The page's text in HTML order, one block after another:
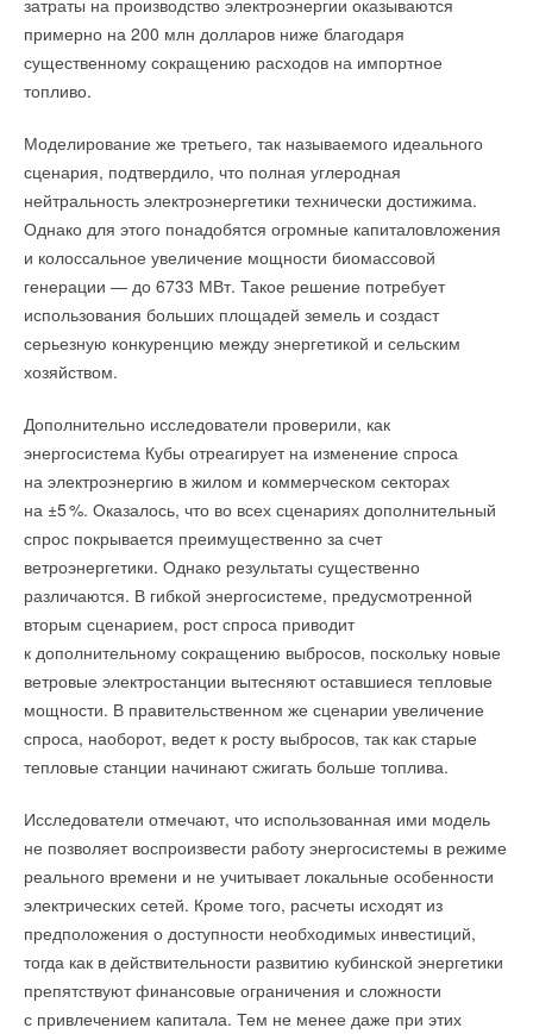
затраты на производство электроэнергии оказываются
примерно на 200 млн долларов ниже благодаря
существенному сокращению расходов на импортное
топливо.
Моделирование же третьего, так называемого идеального
сценария, подтвердило, что полная углеродная
нейтральность электроэнергетики технически достижима.
Однако для этого понадобятся огромные капиталовложения
и колоссальное увеличение мощности биомассовой
генерации — до 6733 МВт. Такое решение потребует
использования больших площадей земель и создаст
серьезную конкуренцию между энергетикой и сельским
хозяйством.
Дополнительно исследователи проверили, как
энергосистема Кубы отреагирует на изменение спроса
на электроэнергию в жилом и коммерческом секторах
на ±5%. Оказалось, что во всех сценариях дополнительный
спрос покрывается преимущественно за счет
ветроэнергетики. Однако результаты существенно
различаются. В гибкой энергосистеме, предусмотренной
вторым сценарием, рост спроса приводит
к дополнительному сокращению выбросов, поскольку новые
ветровые электростанции вытесняют оставшиеся тепловые
мощности. В правительственном же сценарии увеличение
спроса, наоборот, ведет к росту выбросов, так как старые
тепловые станции начинают сжигать больше топлива.
Исследователи отмечают, что использованная ими модель
не позволяет воспроизвести работу энергосистемы в режиме
реального времени и не учитывает локальные особенности
электрических сетей. Кроме того, расчеты исходят из
предположения о доступности необходимых инвестиций,
тогда как в действительности развитию кубинской энергетики
препятствуют финансовые ограничения и сложности
с привлечением капитала. Тем не менее даже при этих
Надёжность системы была подтверждена масштабными
испытаниями в University of Alberta. Перед строительством
инженеры проводили нагрузочные и огневые тесты, чтобы
миллионов долларов государственной поддержки
на исследования и разработку новых инженерных решений.
Появление The Hive стало возможным после обновления
строительных норм Канады, разрешивших возведение
деревянных зданий высотой до 12 этажей. Однако
расположение Ванкувера в сейсмоопасной зоне
потребовало создания дополнительных стандартов
и серьёзного инженерного обоснования. В результате проект
сформировать их.
производительностью от 25,2 до 45 кВт с возможностью
объединения в модульные системы до 90 кВт.
Совместимость более чем со 100 моделями внутренних
DANTEX на объектах практически любого назначения.
ИСТОЧНИК: DANTEX
Читайте по теме:
DANTEX представил средненапорные канальные
фанкойлы серии DF-ULT2/M-P4
НОВОСТИ СОК 9 ИЮЛЯ 2026
→
моделью 07
→
DANTEX расширил линейку сплит-систем большой
производительности
НОВОСТИ СОК 8 ИЮЛЯ 2026
→
Почему летом температурные параметры в
кондиционируемых помещениях не соответствуют
проектным?
→
Производственный комплекс «DANTEX — Раменское»:
полный цикл производства холодильных агрегатов и
гидромодулей
ЖУРНАЛ СОК МАЙ 2026
→
Почему летом температурные параметры в
кондиционируемых помещениях не соответствуют
проектным?
→
Фанкойлы DANTEX FS‑9: энергоэффективность, гибкое
управление и повышенный комфорт
→
Гидромодули DANTEX: три серии для надёжных
инженерных систем
ЖУРНАЛ СОК МАРТ 2026
НОВОСТИ СОК 25 ФЕВРАЛЯ 2026
→ Компания Dantex открыла учебный центр в Политехе
НОВОСТИ СОК 4 ОКТЯБРЯ 2024
частного дома
→
Водонагреватель Royal Thermo Smalto Inverter:
интеллект, стиль и энергоэффективность
Уведомления отключены
Добавить комментарий
Ваше имя *
Ваш E-mail *
Текст комментария